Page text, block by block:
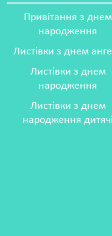
Привітання з днем
народження
Листівки з днем
Листівки з днем
народження
Листівки з днем
народження дитячі